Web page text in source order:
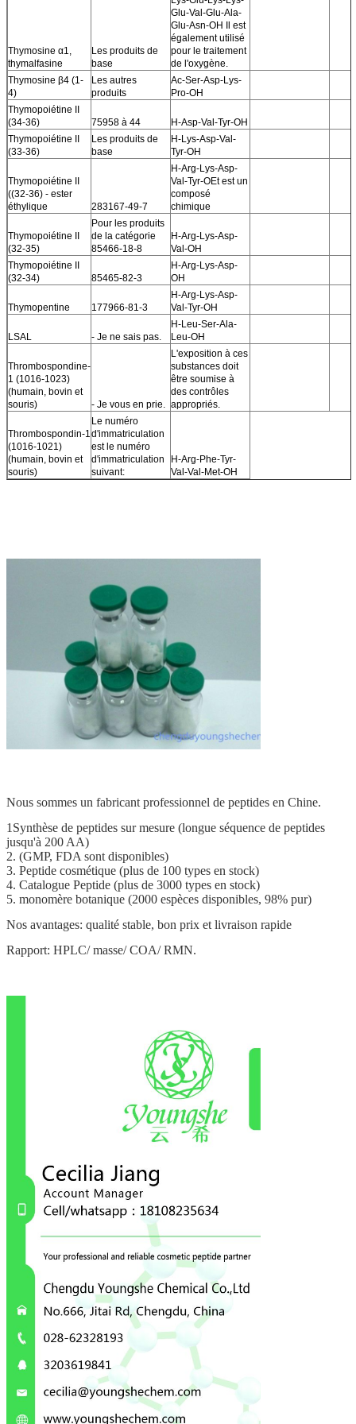
Thymosine α1,
thymalfasine
Les produits de
base
Glu-Val-Glu-Ala-
Glu-Asn-OH Il est
également utilisé
pour le traitement
de l'oxygène.
Thymosine β4 (1-
4)
Les autres
produits
Ac-Ser-Asp-Lys-
Pro-OH
Thymopoiétine II
(34-36)
75958 à 44
H-Asp-Val-Tyr-OH
Thymopoiétine II
(33-36)
Les produits de
base
H-Lys-Asp-Val-
Tyr-OH
Thymopoiétine II
((32-36) - ester
éthylique
283167-49-7
H-Arg-Lys-Asp-
Val-Tyr-OEt est un
composé
chimique
Thymopoiétine II
(32-35)
Pour les produits
de la catégorie
85466-18-8
H-Arg-Lys-Asp-
Val-OH
Thymopoiétine II
(32-34)
85465-82-3
H-Arg-Lys-Asp-
OH
Thymopentine 177966-81-3
H-Arg-Lys-Asp-
Val-Tyr-OH
LSAL - Je ne sais pas.
H-Leu-Ser-Ala-
Leu-OH
Thrombospondine-
1 (1016-1023)
(humain, bovin et
souris)
- Je vous en prie.
L'exposition à ces
substances doit
être soumise à
des contrôles
appropriés.
Thrombospondin-1
(1016-1021)
(humain, bovin et
souris)
Le numéro
d'immatriculation
est le numéro
d'immatriculation
suivant:
H-Arg-Phe-Tyr-
Val-Val-Met-OH
Nous sommes un fabricant professionnel de peptides en Chine.
1Synthèse de peptides sur mesure (longue séquence de peptides
jusqu'à 200 AA)
2. (GMP, FDA sont disponibles)
3. Peptide cosmétique (plus de 100 types en stock)
4. Catalogue Peptide (plus de 3000 types en stock)
5. monomère botanique (2000 espèces disponibles, 98% pur)
Nos avantages: qualité stable, bon prix et livraison rapide
Rapport: HPLC/ masse/ COA/ RMN.